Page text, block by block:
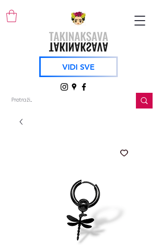
VIDI SVE